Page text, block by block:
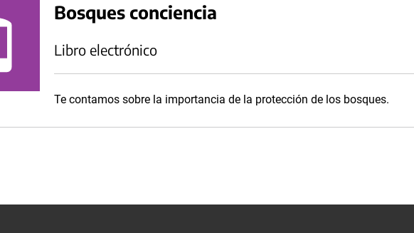
Bosques conciencia
Libro electrónico
Te contamos sobre la importancia de la protección de los bosques.